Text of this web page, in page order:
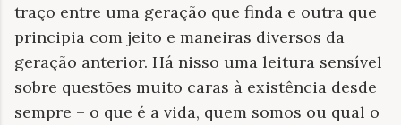
traço entre uma geração que finda e outra que
principia com jeito e maneiras diversos da
geração anterior. Há nisso uma leitura sensível
sobre questões muito caras à existência desde
sempre – o que é a vida, quem somos ou qual o